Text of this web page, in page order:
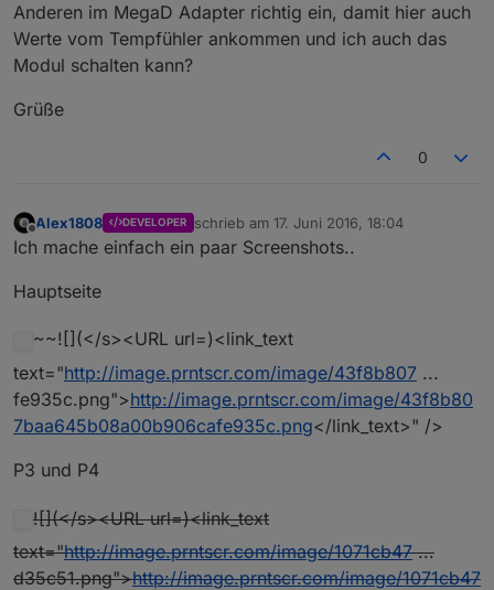
Anderen im MegaD Adapter richtig ein, damit hier auch
Werte vom Tempfühler ankommen und ich auch das
Modul schalten kann?
Grüße
0
Alex1808 DEVELOPER schrieb am 17. Juni 2016, 18:04
zuletzt editiert von
Ich mache einfach ein paar Screenshots..
Hauptseite
~~![](</s><URL url=)<link_text
text="http://image.prntscr.com/image/43f8b807 ...
fe935c.png">http://image.prntscr.com/image/43f8b80
7baa645b08a00b906cafe935c.png</link_text>" />
P3 und P4
![](</s><URL url=)<link_text
text="http://image.prntscr.com/image/1071cb47...
d35c51.png">http://image.prntscr.com/image/1071cb47